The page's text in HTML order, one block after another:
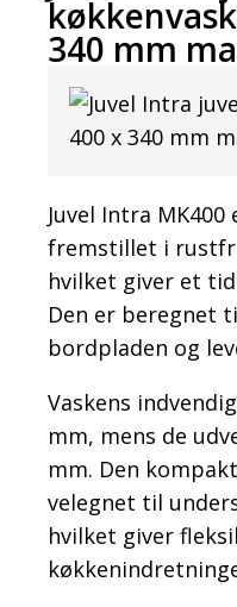
340 mm
Juvel Intra
fremstillet i
hvilket giver et
Den er beregnet
bordpladen og
Vaskens
mm, mens de
mm. Den
velegnet til
hvilket giver